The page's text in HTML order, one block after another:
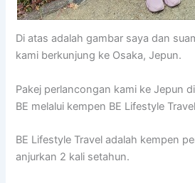
Di atas adalah gambar saya dan
kami berkunjung ke Osaka, Jepun.
Pakej perlancongan kami ke Jepun
BE melalui kempen BE Lifestyle
BE Lifestyle Travel adalah kempen
anjurkan 2 kali setahun.